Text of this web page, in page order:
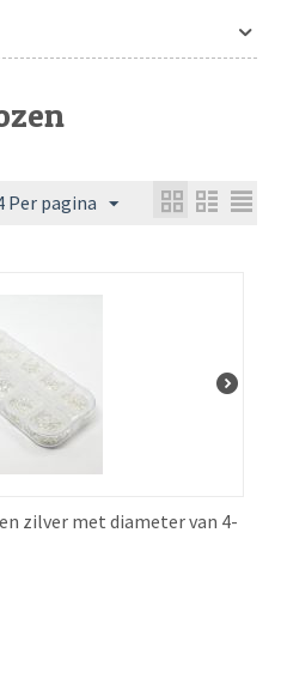
Per pagina
zilver met diameter van 4-